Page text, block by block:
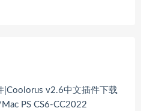
|Coolorus v2.6中文插件下载
PS CS6-CC2022